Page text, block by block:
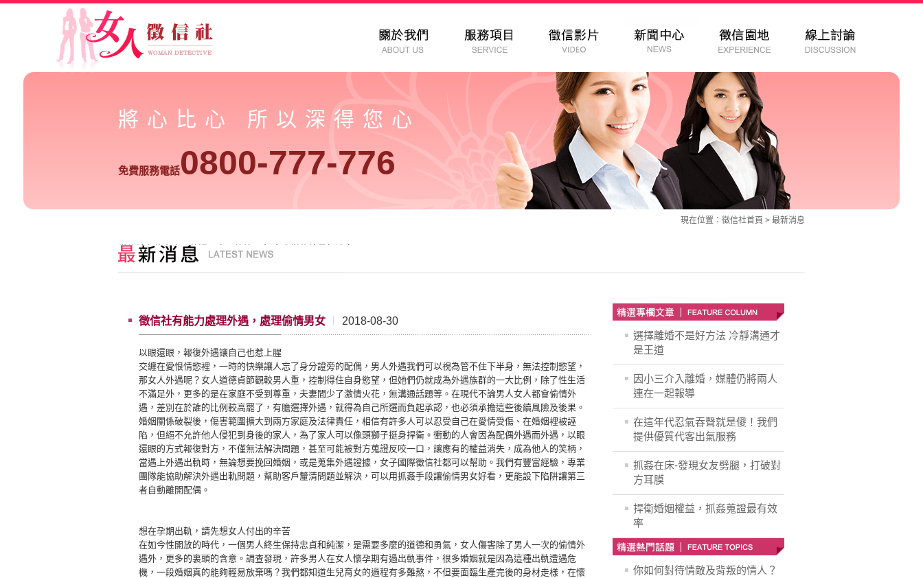
將心比心 所以深得您心
免費服務電話0800-777-776
現在位置： 徵信社首頁 > 最新消息
徵信社有能力處理外遇，處理偷情男女-女人徵信社最新消息
徵信社有能力處理外遇，處理偷情男女 2018-08-30
以眼還眼，報復外遇讓自己也惹上腥
交纏在愛恨情慾裡，一時的快樂讓人忘了身分證旁的配偶，男人外遇我們可以視為管不住下半身，無法控制慾望，
那女人外遇呢？女人道德貞節觀較男人重，控制得住自身慾望，但她們仍就成為外遇族群的一大比例，除了性生活
不滿足外，更多的是在家庭不受到尊重，夫妻間少了激情火花，無溝通話題等。在現代不論男人女人都會偷情外
遇，差別在於誰的比例較高罷了，有膽選擇外遇，就得為自己所選而負起承認，也必須承擔這些後續風險及後果。
婚姻關係破裂後，傷害範圍擴大到兩方家庭及法律責任，相信有許多人可以忍受自己在愛情受傷、在婚姻裡被誣
陷，但絕不允許他人侵犯到身後的家人，為了家人可以像頭獅子挺身捍衛。衝動的人會因為配偶外遇而外遇，以眼
還眼的方式報復對方，不僅無法解決問題，甚至可能被對方蒐證反咬一口，讓應有的權益消失，成為他人的笑柄，
當遇上外遇出軌時，無論想要挽回婚姻，或是蒐集外遇證據，女子國際徵信社都可以幫助。我們有豐富經驗，專業
團隊能協助解決外遇出軌問題，幫助客戶釐清問題並解決，可以用抓姦手段讓偷情男女好看，更能設下陷阱讓第三
者自動離開配偶。
想在孕期出軌，請先想女人付出的辛苦
在如今性開放的時代，一個男人終生保持忠貞和純潔，是需要多麼的道德和勇氣，女人傷害除了男人一次的偷情外
遇外，更多的裏頭的含意。調查發現，許多男人在女人懷孕期有過出軌事件，很多婚姻就是因為這種出軌遭遇危
機，一段婚姻真的能夠輕易放棄嗎？我們都知道生兒育女的過程有多難熬，不但要面臨生產完後的身材走樣，在懷
選擇離婚不是好方法 冷靜溝通才
是王道
因小三介入離婚，媒體仍將兩人
連在一起報導
在這年代忍氣吞聲就是傻！我們
提供優質代客出氣服務
抓姦在床-發現女友劈腿，打破對
方耳膜
捍衛婚姻權益，抓姦蒐證最有效
率
你如何對待情敵及背叛的情人？